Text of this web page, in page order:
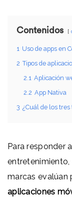
Contenidos
1 Uso de apps en
2 Tipos de
2.1 Aplicación
2.2 App Nativa
3 ¿Cuál de los tres
Para responder
entretenimiento,
marcas evalúan
aplicaciones